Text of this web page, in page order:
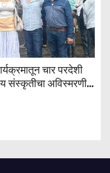
चार परदेशी
संस्कृतीचा अविस्मरणीय